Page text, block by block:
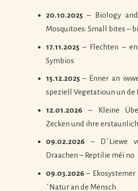
20.10.2025– Biology
Mosquitoes: Small bites –
17.11.2025– Flechten –
Symbios
15.12.2025– Ënner an
speziell Vegetatioun un de
12.01.2026 – Kleine
Zecken und ihre
09.02.2026 – D´Liewe
Draachen – Reptilie méi no
09.03.2026 –
´Natur an de Mënsch